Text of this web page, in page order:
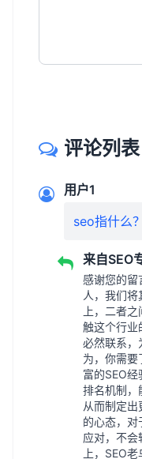
评论列表
用户1
seo指什么？
来自SEO
感谢您的留
人，我们将
上，二者
触这个行业
必然联系，
为，你需要
富的SEO
排名机制，
从而制定
的心态，对
应对，不会
上，SEO